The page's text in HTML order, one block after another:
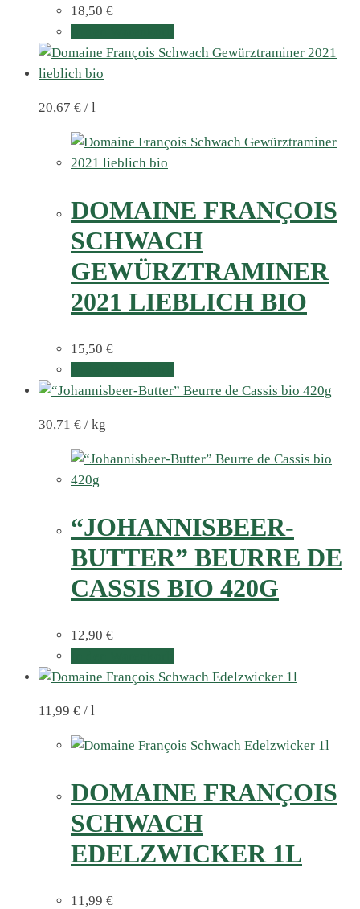
18,50 €
20,67 € / l
DOMAINE FRANÇOIS
SCHWACH
GEWÜRZTRAMINER
2021 LIEBLICH BIO
15,50 €
30,71 € / kg
“JOHANNISBEER-
BUTTER” BEURRE DE
CASSIS BIO 420G
12,90 €
11,99 € / l
DOMAINE FRANÇOIS
SCHWACH
EDELZWICKER 1L
11,99 €